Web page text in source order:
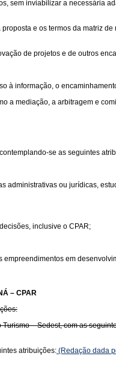
sem inviabilizar a necessária
e os termos da matriz
de projetos e de outros
à informação, o
a mediação, a arbitragem e
se as seguintes
administrativas ou jurídicas,
inclusive o CPAR;
em
– CPAR
– Sedest, com as
atribuições: (Redação dada